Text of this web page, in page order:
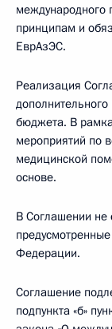
международного
принципам и
ЕврАзЭС.
Реализация
бюджета. В
мероприятий по
медицинской
основе.
В Соглашении не
Федерации.
Соглашение
подпункта «б»